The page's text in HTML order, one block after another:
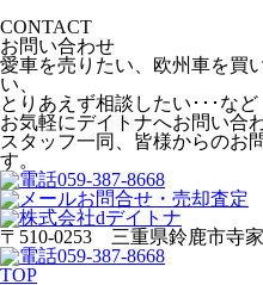
CONTACT
お問い合わせ
愛車を売りたい、欧州車を買
い、
とりあえず相談したい･･･など
お気軽にデイトナへお問い合
スタッフ一同、皆様からのお
す。
059-387-8668
お問合せ・売却査定
〒510-0253 三重県鈴鹿市寺家
059-387-8668
TOP